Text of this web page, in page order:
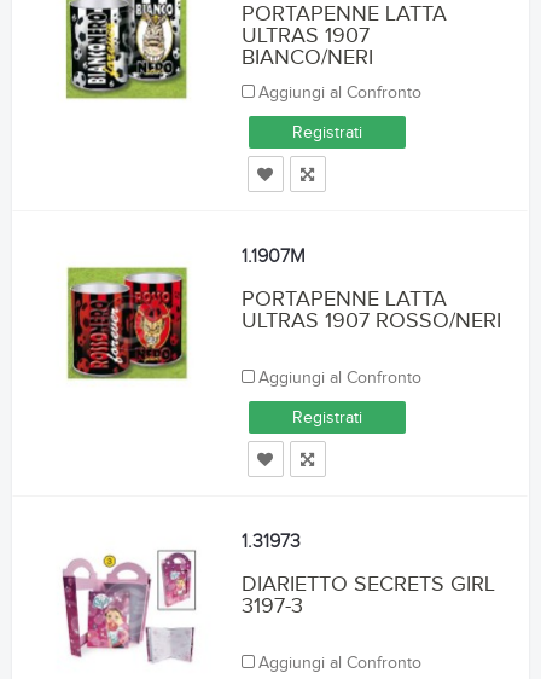
PORTAPENNE LATTA
ULTRAS 1907
BIANCO/NERI
Aggiungi al Confronto
Registrati
1.1907M
PORTAPENNE LATTA
ULTRAS 1907 ROSSO/NERI
Aggiungi al Confronto
Registrati
1.31973
DIARIETTO SECRETS GIRL
3197-3
Aggiungi al Confronto